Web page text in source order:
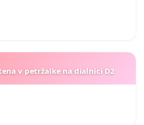
v petržalke na dialnici D2